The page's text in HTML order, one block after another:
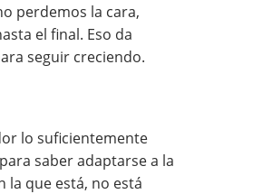
perdemos la cara,
el final. Eso da
seguir creciendo.
lo suficientemente
saber adaptarse a la
la que está, no está